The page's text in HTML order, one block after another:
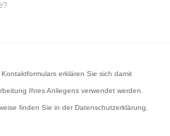
erklären Sie sich damit
Ihres Anliegens verwendet werden.
finden Sie in derDatenschutzerklärung